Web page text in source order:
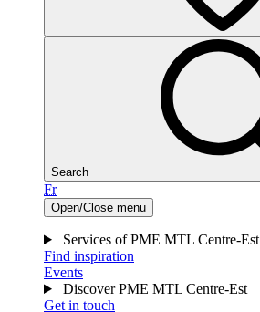
Search
Fr
Open/Close menu
Services of PME MTL Centre-Est
Find inspiration
Events
Discover PME MTL Centre-Est
Get in touch